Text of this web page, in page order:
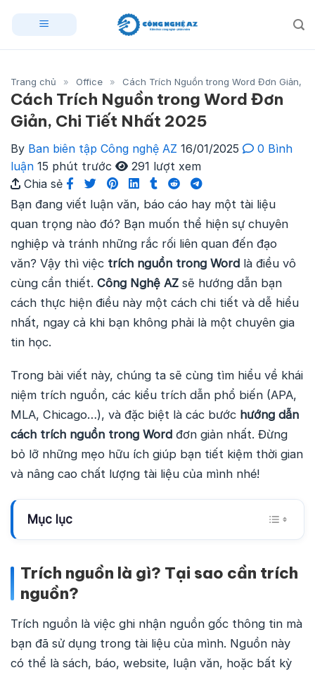
Trang chủ » Office » Cách Trích Nguồn trong Word Đơn Giản,
Cách Trích Nguồn trong Word Đơn
Giản, Chi Tiết Nhất 2025
By Ban biên tập Công nghệ AZ 16/01/2025
0 Bình
luận 15 phút trước
291 lượt xem
Chia sẻ
Bạn đang viết luận văn, báo cáo hay một tài liệu
quan trọng nào đó? Bạn muốn thể hiện sự chuyên
nghiệp và tránh những rắc rối liên quan đến đạo
văn? Vậy thì việc trích nguồn trong Word là điều vô
cùng cần thiết. Công Nghệ AZ sẽ hướng dẫn bạn
cách thực hiện điều này một cách chi tiết và dễ hiểu
nhất, ngay cả khi bạn không phải là một chuyên gia
tin học.
Trong bài viết này, chúng ta sẽ cùng tìm hiểu về khái
niệm trích nguồn, các kiểu trích dẫn phổ biến (APA,
MLA, Chicago…), và đặc biệt là các bước hướng dẫn
cách trích nguồn trong Word đơn giản nhất. Đừng
bỏ lỡ những mẹo hữu ích giúp bạn tiết kiệm thời gian
và nâng cao chất lượng tài liệu của mình nhé!
Mục lục
Trích nguồn là gì? Tại sao cần trích
nguồn?
Trích nguồn là việc ghi nhận nguồn gốc thông tin mà
bạn đã sử dụng trong tài liệu của mình. Nguồn này
có thể là sách, báo, website, luận văn, hoặc bất kỳ